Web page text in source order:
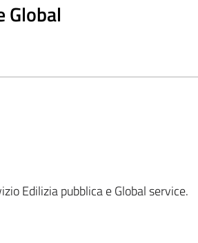
Global
Edilizia pubblica e Global service.